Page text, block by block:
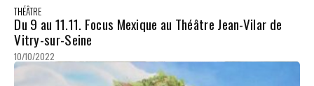
THÉÂTRE
Du 9 au 11.11. Focus Mexique au Théâtre Jean-Vilar de
Vitry-sur-Seine
10/10/2022